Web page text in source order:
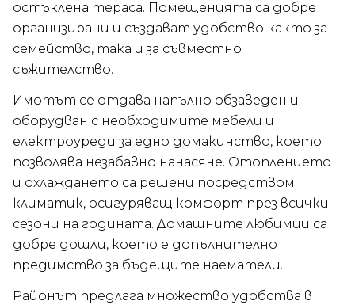
остъклена тераса. Помещенията са добре
организирани и създават удобство както за
семейство, така и за съвместно
съжителство.
Имотът се отдава напълно обзаведен и
оборудван с необходимите мебели и
електроуреди за едно домакинство, което
позволява незабавно нанасяне. Отоплението
и охлаждането са решени посредством
климатик, осигуряващ комфорт през всички
сезони на годината. Домашните любимци са
добре дошли, което е допълнително
предимство за бъдещите наематели.
Районът предлага множество удобства в